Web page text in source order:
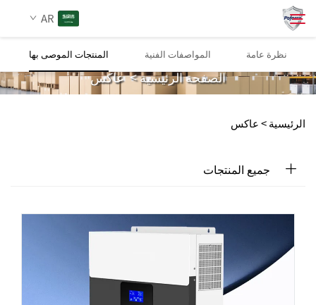
AR
من نحن
المنتجات
الخدمات
تنزيل
الأخبار
عاكس
الصفحة الرئيسية>عاكس
الرئيسية >عاكس
جميع المنتجات
نظرة عامة المواصفات الفنية المنتجات الموصى بها